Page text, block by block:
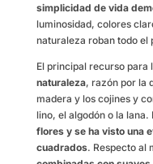
simplicidad de vida
luminosidad, colores
naturaleza roban todo el
El principal recurso para
naturaleza, razón por la
madera y los cojines y
lino, el algodón o la lana.
flores y se ha visto una
cuadrados. Respecto al